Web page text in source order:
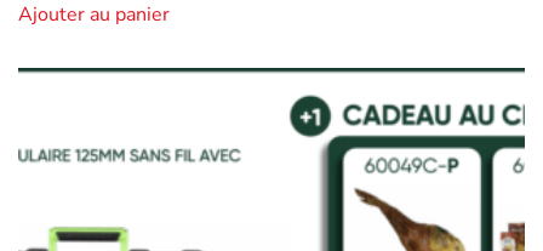
Ajouter au panier